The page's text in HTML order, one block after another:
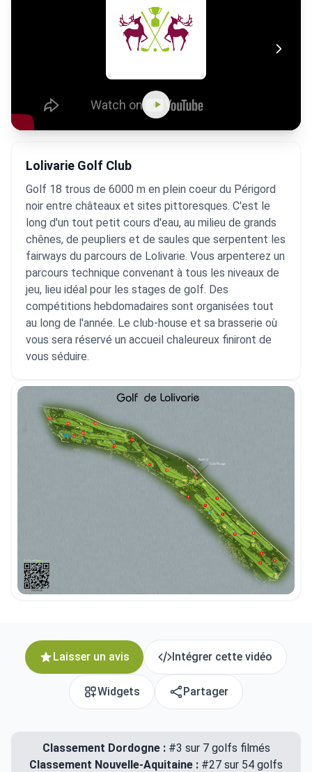
Lolivarie Golf Club
Golf 18 trous de 6000 m en plein coeur du Périgord
noir entre châteaux et sites pittoresques. C'est le
long d'un tout petit cours d'eau, au milieu de grands
chênes, de peupliers et de saules que serpentent les
fairways du parcours de Lolivarie. Vous arpenterez un
parcours technique convenant à tous les niveaux de
jeu, lieu idéal pour les stages de golf. Des
compétitions hebdomadaires sont organisées tout
au long de l'année. Le club-house et sa brasserie où
vous sera réservé un accueil chaleureux finiront de
vous séduire.
Laisser un avis Intégrer cette vidéo
Widgets Partager
Classement Dordogne :#3 sur 7 golfs filmés
Classement Nouvelle-Aquitaine : #27 sur 54 golfs